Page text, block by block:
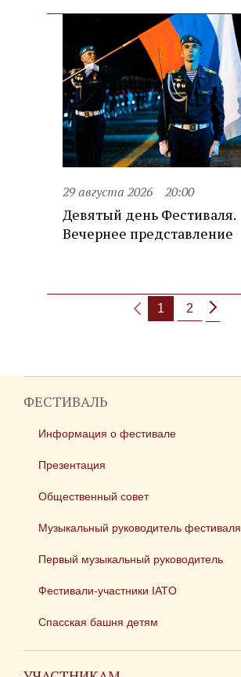
29 августа 2026 20:00
Девятый день Фестиваля.
Вечернее представление
1 2
ФЕСТИВАЛЬ
Информация о фестивале
Презентация
Общественный совет
Музыкальный руководитель фестиваля
Первый музыкальный руководитель
Фестивали-участники IATO
Спасская башня детям